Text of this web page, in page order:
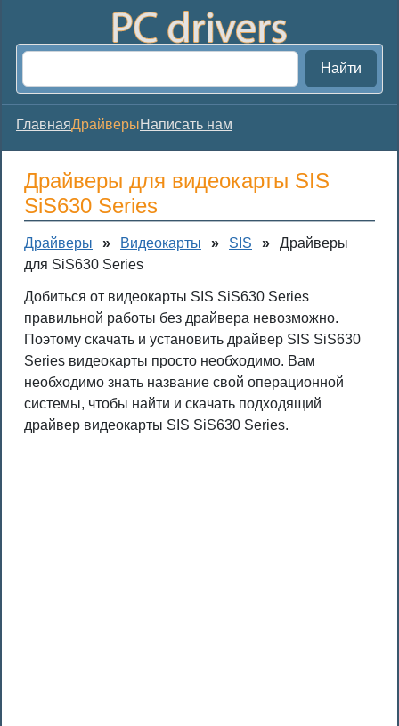
Найти
ГлавнаяДрайверыНаписать нам
Драйверы для видеокарты SIS
SiS630 Series
Драйверы » Видеокарты » SIS »
Драйверы
для SiS630 Series
Добиться от видеокарты SIS SiS630 Series
правильной работы без драйвера невозможно.
Поэтому скачать и установить драйвер SIS SiS630
Series видеокарты просто необходимо. Вам
необходимо знать название свой операционной
системы, чтобы найти и скачать подходящий
драйвер видеокарты SIS SiS630 Series.